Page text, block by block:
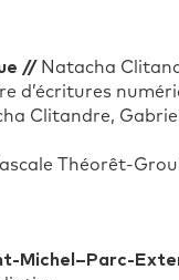
// Natacha
d’écritures
Clitandre,
Théorêt-
Michel–Parc-